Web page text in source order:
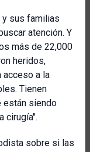
y sus familias
atención. Y
más de 22,000
heridos,
a la
Tienen
están siendo
cirugía".
sobre si las